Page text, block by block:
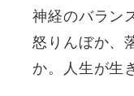
神経のバラン
怒りんぼか、
か。人生が生